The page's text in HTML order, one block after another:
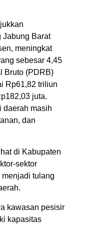
Jabung Barat
meningkat
sebesar 4,45
Bruto (PDRB)
Rp61,82 triliun
juta.
daerah masih
dan
di Kabupaten
sektor
tulang
kawasan pesisir
kapasitas